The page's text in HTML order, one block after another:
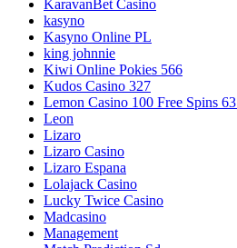
KaravanBet Casino
kasyno
Kasyno Online PL
king johnnie
Kiwi Online Pokies 566
Kudos Casino 327
Lemon Casino 100 Free Spins
Leon
Lizaro
Lizaro Casino
Lizaro Espana
Lolajack Casino
Lucky Twice Casino
Madcasino
Management